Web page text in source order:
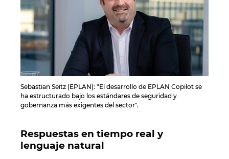
Sebastian Seitz (EPLAN): "El desarrollo de EPLAN Copilot se
ha estructurado bajo los estándares de seguridad y
gobernanza más exigentes del sector".
Respuestas en tiempo real y
lenguaje natural
Lithuania
Luxembourg
Malaysia
Mexico
New Zealand